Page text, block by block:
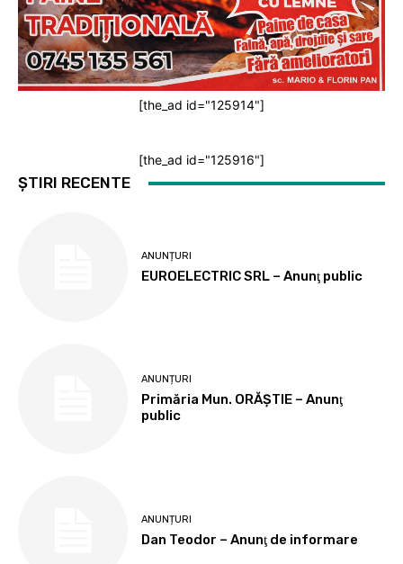
[the_ad id="125914"]
[the_ad id="125916"]
ȘTIRI RECENTE
ANUNȚURI
EUROELECTRIC SRL – Anunţ public
ANUNȚURI
Primăria Mun. ORĂȘTIE – Anunţ
public
ANUNȚURI
Dan Teodor – Anunţ de informare